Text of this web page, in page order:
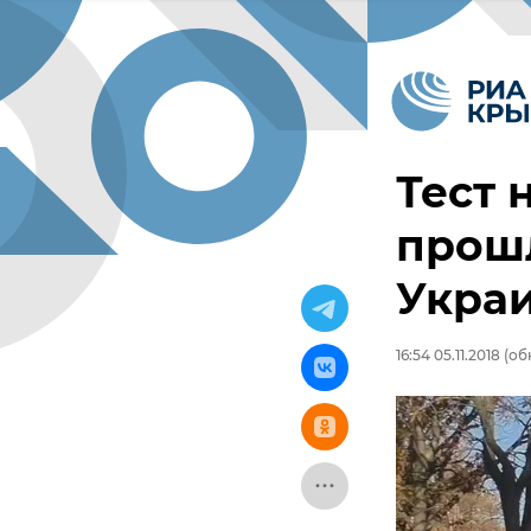
Тест
16:54 05.11.2018